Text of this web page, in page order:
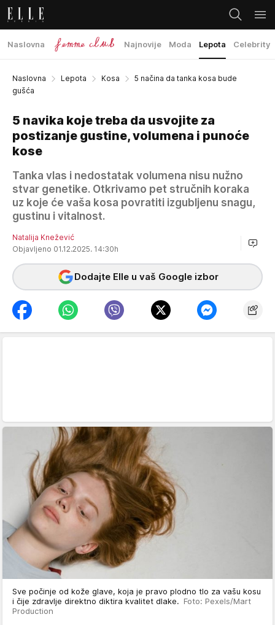
Naslovna Najnovije Moda Lepota Celebrity
Naslovna Lepota Kosa
5 načina da tanka kosa bude
gušća
5 navika koje treba da usvojite za
postizanje gustine, volumena i punoće
kose
Tanka vlas i nedostatak volumena nisu nužno
stvar genetike. Otkrivamo pet stručnih koraka
uz koje će vaša kosa povratiti izgubljenu snagu,
gustinu i vitalnost.
Natalija Knežević
Objavljeno 01.12.2025. 14:30h
Dodajte Elle u vaš Google izbor
Sve počinje od kože glave, koja je pravo plodno tlo za vašu kosu
i čije zdravlje direktno diktira kvalitet dlake. Foto: Pexels/Mart
Production